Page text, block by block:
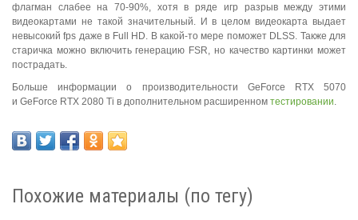
флагман слабее на 70-90%, хотя в ряде игр разрыв между этими
видеокартами не такой значительный. И в целом видеокарта выдает
невысокий fps даже в Full HD. В какой-то мере поможет DLSS. Также для
старичка можно включить генерацию FSR, но качество картинки может
пострадать.
Больше информации о производительности GeForce RTX 5070
и GeForce RTX 2080 Ti в дополнительном расширенном тестировании.
Похожие материалы (по тегу)